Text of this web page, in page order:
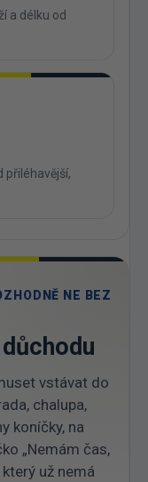
a délku od
přiléhavější,
NE BEZ
vstávat do
chalupa,
koníčky, na
„Nemám čas,
už nemá